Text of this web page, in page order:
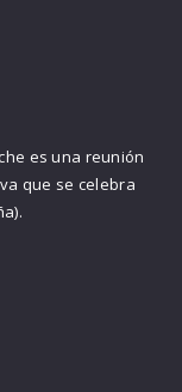
es una reunión
que se celebra